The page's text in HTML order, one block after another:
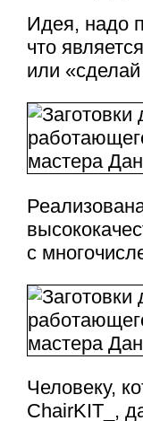
Идея, надо
что
или
с
Человеку,
ChairKIT_,